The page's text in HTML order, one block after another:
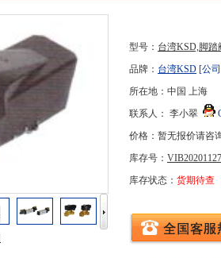
型号： 台湾KSD,脚踏
品牌： 台湾KSD [公
所在地：中国 上海
联系人： 李小翠
价格：暂无报价请咨
库存号：
库存状态： 货期待查